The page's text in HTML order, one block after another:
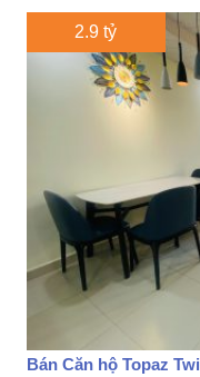
2.9 tỷ
Bán Căn hộ Topaz